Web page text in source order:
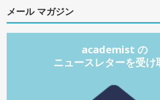
メール マガジン
academist の
ニュースレターを受け